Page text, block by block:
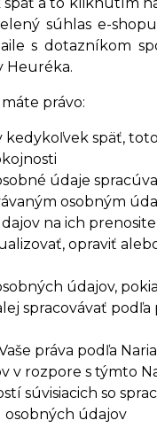
súhlas e-
s dotazníkom
Heuréka.
právo:
späť,
údaje spracúva
osobným
na ich
opraviť
údajov,
spracovávať
práva podľa
v rozpore s týmto
súvisiacich so
osobných údajov